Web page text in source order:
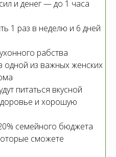
и денег — до 1 часа
1 раз в неделю и 6 дней
рабства
одной из важных женских
питаться вкусной
и хорошую
семейного бюджета
сможете